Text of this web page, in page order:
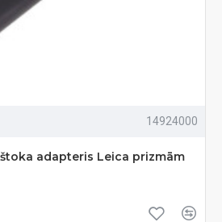
14924000
adapteris Leica prizmām